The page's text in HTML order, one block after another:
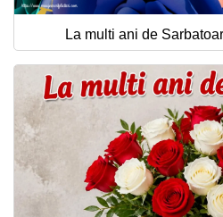
La multi ani de